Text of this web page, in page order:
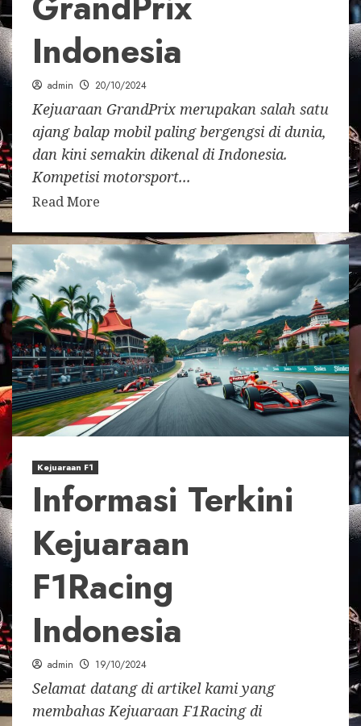
Indonesia
admin 20/10/2024
Kejuaraan GrandPrix merupakan salah satu
ajang balap mobil paling bergengsi di dunia,
dan kini semakin dikenal di Indonesia.
Kompetisi motorsport...
Read More
Kejuaraan F1
Informasi Terkini
Kejuaraan
F1Racing
Indonesia
admin 19/10/2024
Selamat datang di artikel kami yang
membahas Kejuaraan F1Racing di